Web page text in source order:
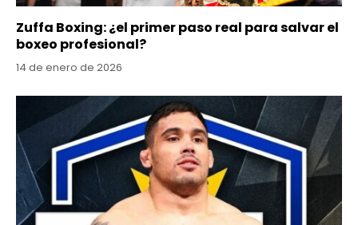
Zuffa Boxing: ¿el primer paso real para salvar el
boxeo profesional?
14 de enero de 2026